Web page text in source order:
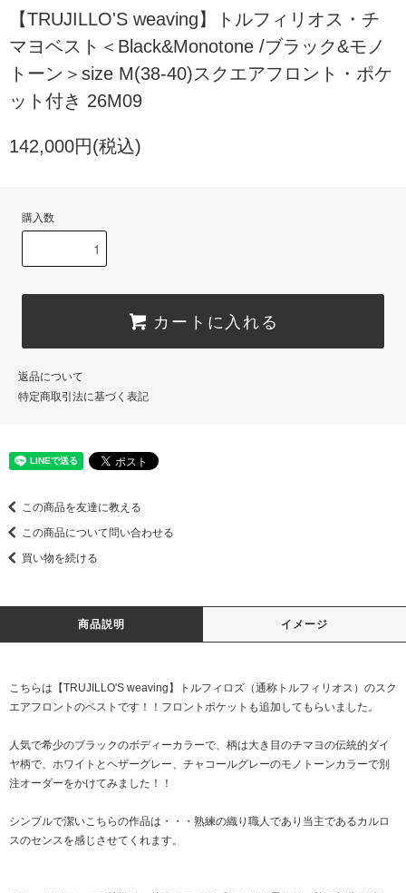
【TRUJILLO'S weaving】トルフィリオス・チ
マヨベスト＜Black&Monotone /ブラック&モノ
トーン＞size M(38-40)スクエアフロント・ポケ
ット付き 26M09
142,000円(税込)
購入数
カートに入れる
返品について
特定商取引法に基づく表記
この商品を友達に教える
この商品について問い合わせる
買い物を続ける
商品説明 イメージ
こちらは【TRUJILLO'S weaving】トルフィロズ（通称トルフィリオス）のスク
エアフロントのベストです！！フロントポケットも追加してもらいました。
人気で希少のブラックのボディーカラーで、柄は大き目のチマヨの伝統的ダイ
ヤ柄で、ホワイトとヘザーグレー、チャコールグレーのモノトーンカラーで別
注オーダーをかけてみました！！
シンプルで潔いこちらの作品は・・・熟練の織り職人であり当主であるカルロ
スのセンスを感じさせてくれます。